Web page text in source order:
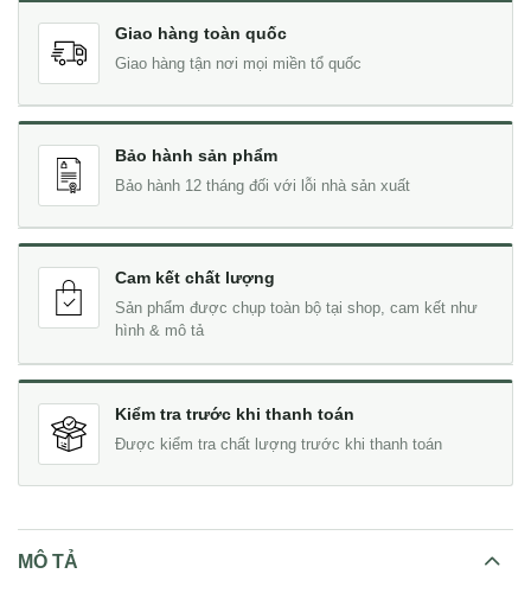
Giao hàng toàn quốc
Giao hàng tận nơi mọi miền tổ quốc
Bảo hành sản phẩm
Bảo hành 12 tháng đối với lỗi nhà sản xuất
Cam kết chất lượng
Sản phẩm được chụp toàn bộ tại shop, cam kết như
hình & mô tả
Kiểm tra trước khi thanh toán
Được kiểm tra chất lượng trước khi thanh toán
MÔ TẢ